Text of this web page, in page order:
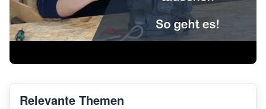
Relevante Themen